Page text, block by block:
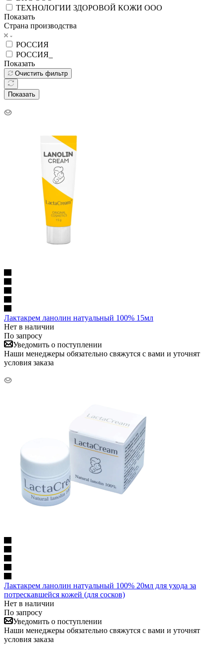
ТЕХНОЛОГИИ ЗДОРОВОЙ КОЖИ ООО
Показать
Страна производства
РОССИЯ
РОССИЯ_
Показать
Очистить фильтр
Показать
Лактакрем ланолин натуальный 100% 15мл
Нет в наличии
По запросу
Уведомить о поступлении
Наши менеджеры обязательно свяжутся с вами и уточнят
условия заказа
Лактакрем ланолин натуальный 100% 20мл для ухода за
потрескавшейся кожей (для сосков)
Нет в наличии
По запросу
Уведомить о поступлении
Наши менеджеры обязательно свяжутся с вами и уточнят
условия заказа